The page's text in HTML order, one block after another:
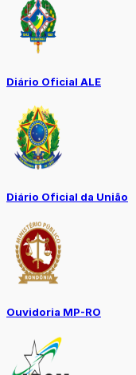
Diário Oficial ALE
Diário Oficial da União
Ouvidoria MP-RO